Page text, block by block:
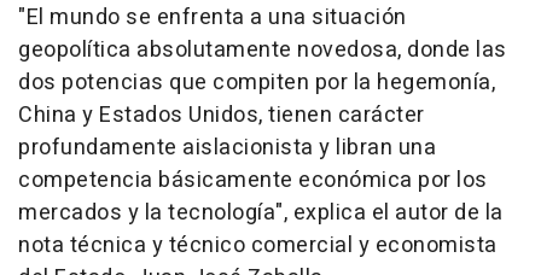
"El mundo se enfrenta a una situación
geopolítica absolutamente novedosa, donde las
dos potencias que compiten por la hegemonía,
China y Estados Unidos, tienen carácter
profundamente aislacionista y libran una
competencia básicamente económica por los
mercados y la tecnología", explica el autor de la
nota técnica y técnico comercial y economista